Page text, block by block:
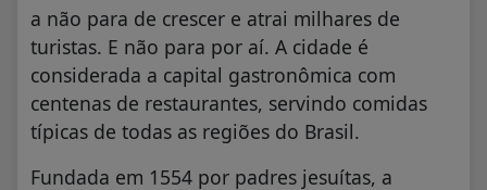
a não para de crescer e atrai milhares de
turistas. E não para por aí. A cidade é
considerada a capital gastronômica com
centenas de restaurantes, servindo comidas
típicas de todas as regiões do Brasil.
Fundada em 1554 por padres jesuítas, a